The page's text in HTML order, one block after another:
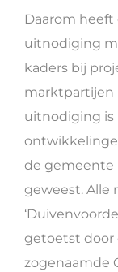
Daarom
uitnodiging
kaders bij
marktpartijen
uitnodiging is
de gemeente
geweest. Alle
getoetst door
zogenaamde